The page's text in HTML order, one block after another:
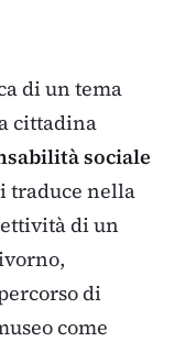
di un tema
cittadina
sociale
traduce nella
di un
di
come